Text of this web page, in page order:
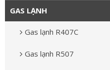
GAS LẠNH
Gas lạnh R407C
Gas lạnh R507